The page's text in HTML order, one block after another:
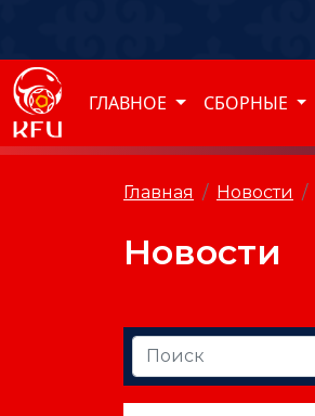
ГЛАВНОЕ СБОРНЫЕ
Главная Новости
Новости